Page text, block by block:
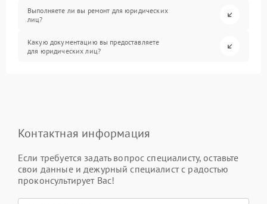
Выполняете ли вы ремонт для юридических
лиц?
Какую документацию вы предоставляете
для юридических лиц?
Контактная информация
Если требуется задать вопрос специалисту, оставьте
свои данные и дежурный специалист с радостью
проконсультирует Вас!